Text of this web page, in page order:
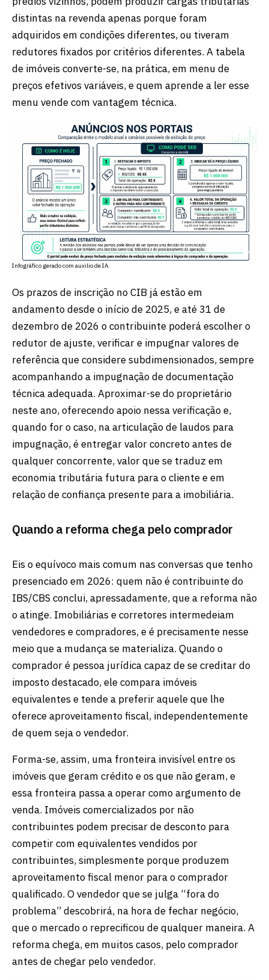
distintas na revenda apenas porque foram
adquiridos em condições diferentes, ou tiveram
redutores fixados por critérios diferentes. A tabela
de imóveis converte-se, na prática, em menu de
preços efetivos variáveis, e quem aprende a ler esse
menu vende com vantagem técnica.
Infográfico gerado com auxilio de IA.
Os prazos de inscrição no CIB já estão em
andamento desde o início de 2025, e até 31 de
dezembro de 2026 o contribuinte poderá escolher o
redutor de ajuste, verificar e impugnar valores de
referência que considere subdimensionados, sempre
acompanhando a impugnação de documentação
técnica adequada. Aproximar-se do proprietário
neste ano, oferecendo apoio nessa verificação e,
quando for o caso, na articulação de laudos para
impugnação, é entregar valor concreto antes de
qualquer concorrente, valor que se traduz em
economia tributária futura para o cliente e em
relação de confiança presente para a imobiliária.
Quando a reforma chega pelo comprador
Eis o equívoco mais comum nas conversas que tenho
presenciado em 2026: quem não é contribuinte do
IBS/CBS conclui, apressadamente, que a reforma não
o atinge. Imobiliárias e corretores intermedeiam
vendedores e compradores, e é precisamente nesse
meio que a mudança se materializa. Quando o
comprador é pessoa jurídica capaz de se creditar do
imposto destacado, ele compara imóveis
equivalentes e tende a preferir aquele que lhe
oferece aproveitamento fiscal, independentemente
de quem seja o vendedor.
Forma-se, assim, uma fronteira invisível entre os
imóveis que geram crédito e os que não geram, e
essa fronteira passa a operar como argumento de
venda. Imóveis comercializados por não
contribuintes podem precisar de desconto para
competir com equivalentes vendidos por
contribuintes, simplesmente porque produzem
aproveitamento fiscal menor para o comprador
qualificado. O vendedor que se julga “fora do
problema” descobrirá, na hora de fechar negócio,
que o mercado o reprecificou de qualquer maneira. A
reforma chega, em muitos casos, pelo comprador
antes de chegar pelo vendedor.